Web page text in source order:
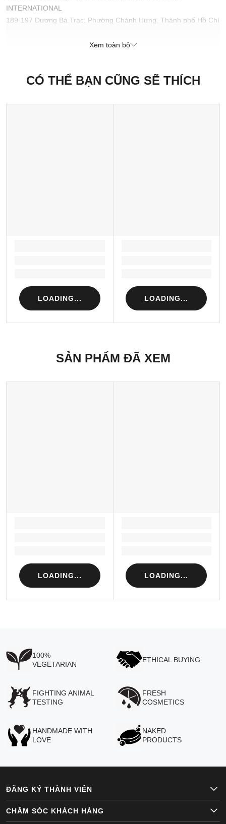
INTERNATIONAL
189-197 Dương Bá Trạc, Phường Chánh Hưng, Thành phố Hồ Chí
Xem toàn bộ
CÓ THỂ BẠN CŨNG SẼ THÍCH
LOADING... LOADING...
SẢN PHẨM ĐÃ XEM
LOADING... LOADING...
100%
VEGETARIAN
ETHICAL BUYING
FIGHTING ANIMAL
TESTING
FRESH
COSMETICS
HANDMADE WITH
LOVE
NAKED
PRODUCTS
ĐĂNG KÝ THÀNH VIÊN
CHĂM SÓC KHÁCH HÀNG